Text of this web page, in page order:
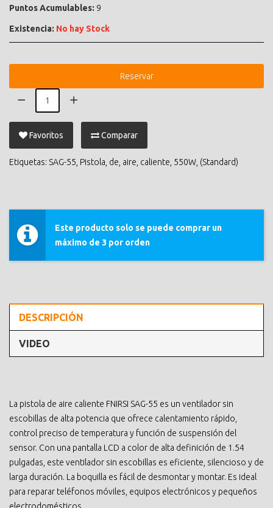
Puntos Acumulables: 9
Existencia: No hay Stock
Reservar
Favoritos Comparar
Etiquetas: SAG-55 Pistola de aire caliente 550W (Standard)
Este producto solo se puede comprar un
máximo de 3 por orden
DESCRIPCIÓN
VIDEO
La pistola de aire caliente FNIRSI SAG-55 es un ventilador sin
escobillas de alta potencia que ofrece calentamiento rápido,
control preciso de temperatura y función de suspensión del
sensor. Con una pantalla LCD a color de alta definición de 1.54
pulgadas, este ventilador sin escobillas es eficiente, silencioso y de
larga duración. La boquilla es fácil de desmontar y montar. Es ideal
para reparar teléfonos móviles, equipos electrónicos y pequeños